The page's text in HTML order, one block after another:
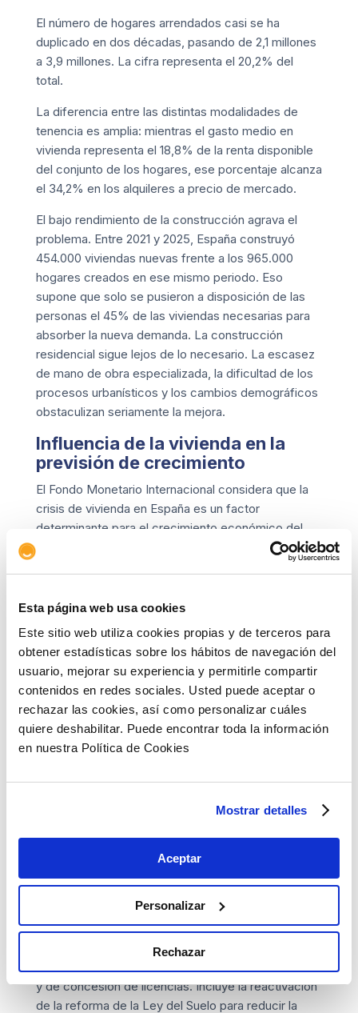
Esta página web usa cookies
Este sitio web utiliza cookies propias y de terceros para
obtener estadísticas sobre los hábitos de navegación del
usuario, mejorar su experiencia y permitirle compartir
contenidos en redes sociales. Usted puede aceptar o
rechazar las cookies, así como personalizar cuáles
quiere deshabilitar. Puede encontrar toda la información
en nuestra Política de Cookies
Mostrar detalles
Aceptar
Personalizar
Rechazar
El número de hogares arrendados casi se ha
duplicado en dos décadas, pasando de 2,1 millones
a 3,9 millones. La cifra representa el 20,2% del
total.
La diferencia entre las distintas modalidades de
tenencia es amplia: mientras el gasto medio en
vivienda representa el 18,8% de la renta disponible
del conjunto de los hogares, ese porcentaje alcanza
el 34,2% en los alquileres a precio de mercado.
El bajo rendimiento de la construcción agrava el
problema. Entre 2021 y 2025, España construyó
454.000 viviendas nuevas frente a los 965.000
hogares creados en ese mismo periodo. Eso
supone que solo se pusieron a disposición de las
personas el 45% de las viviendas necesarias para
absorber la nueva demanda. La construcción
residencial sigue lejos de lo necesario. La escasez
de mano de obra especializada, la dificultad de los
procesos urbanísticos y los cambios demográficos
obstaculizan seriamente la mejora.
Influencia de la vivienda en la
previsión de crecimiento
El Fondo Monetario Internacional considera que la
crisis de vivienda en España es un factor
determinante para el crecimiento económico del
país. De hecho, el último ajuste a la baja se debió a
este motivo, en conjunto con las consecuencias
La institución multilateral prevé un crecimiento de la
economía española del 2,1% este año, con una
reducción de 2 décimas por los motivos
anteriormente indicados.
En materia de vivienda, el organismo duda que el
control de precios del alquiler adoptado en Cataluña
pueda ser eficaz para mejorar la situación. Su
de tres años, siempre y cuando una evaluación
autonómica en Cataluña, la subida de los alquileres
reducción de la oferta y un desplazamiento de
pisos hacia usos alternativos (venta o alquiler de
temporada), apunta el FMI. Por ello, aconseja
desarrollar políticas que incrementen la
construcción y aceleren los procesos urbanísticos
y de concesión de licencias. Incluye la reactivación
de la reforma de la Ley del Suelo para reducir la